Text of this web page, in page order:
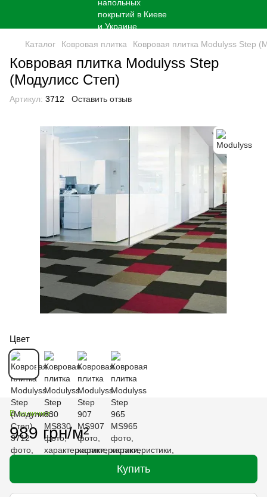
Каталог Ковровая плитка Ковровая плитка Modulyss Step
Ковровая плитка Modulyss Step
(Модулисс Степ)
Артикул: 3712 Оставить отзыв
Цвет
В наличии
989 грн/м²
Купить